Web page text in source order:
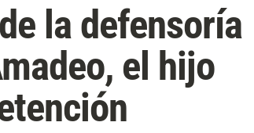
la defensoría
el hijo